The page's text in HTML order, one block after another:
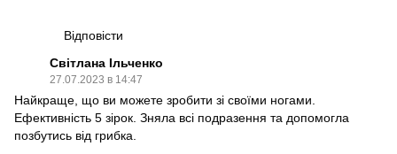
Відповісти
Світлана Ільченко
27.07.2023 в 14:47
Найкраще, що ви можете зробити зі своїми ногами.
Ефективність 5 зірок. Зняла всі подразення та допомогла
позбутись від грибка.